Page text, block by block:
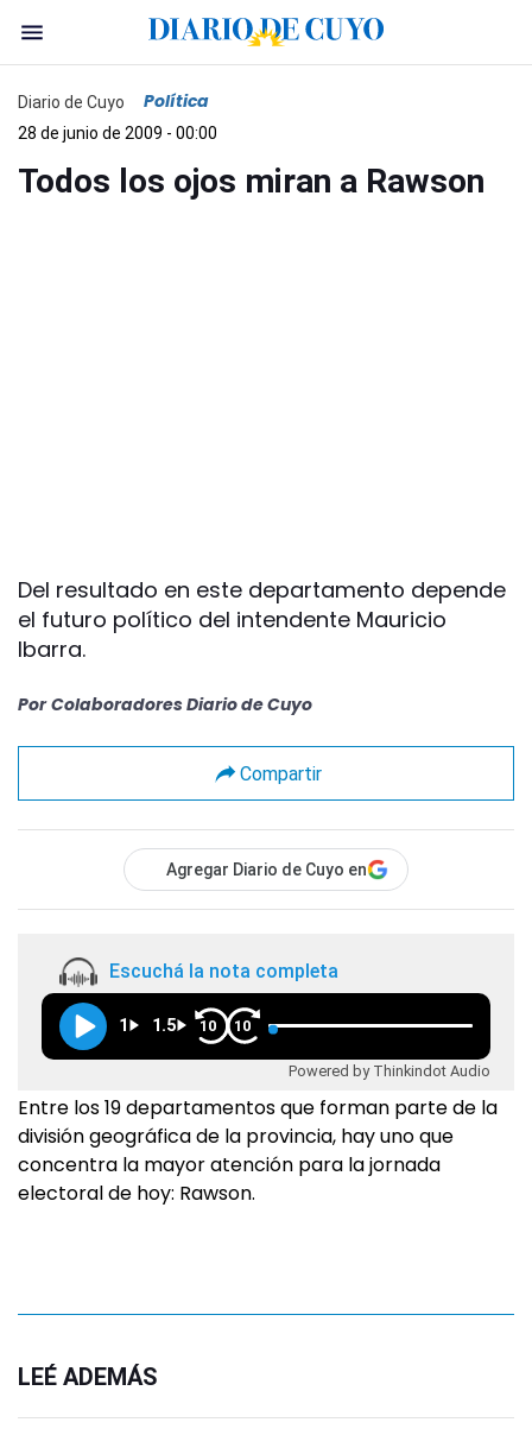
Diario de Cuyo Política
28 de junio de 2009 - 00:00
Todos los ojos miran a Rawson
Del resultado en este departamento depende
el futuro político del intendente Mauricio
Ibarra.
Por Colaboradores Diario de Cuyo
Compartir
Agregar Diario de Cuyo en
Escuchá la nota completa
1 1.5 10 10
Powered by Thinkindot Audio
Entre los 19 departamentos que forman parte de la
división geográfica de la provincia, hay uno que
concentra la mayor atención para la jornada
electoral de hoy: Rawson.
LEÉ ADEMÁS